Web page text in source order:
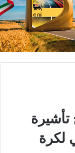
تأشيرة
لكرة